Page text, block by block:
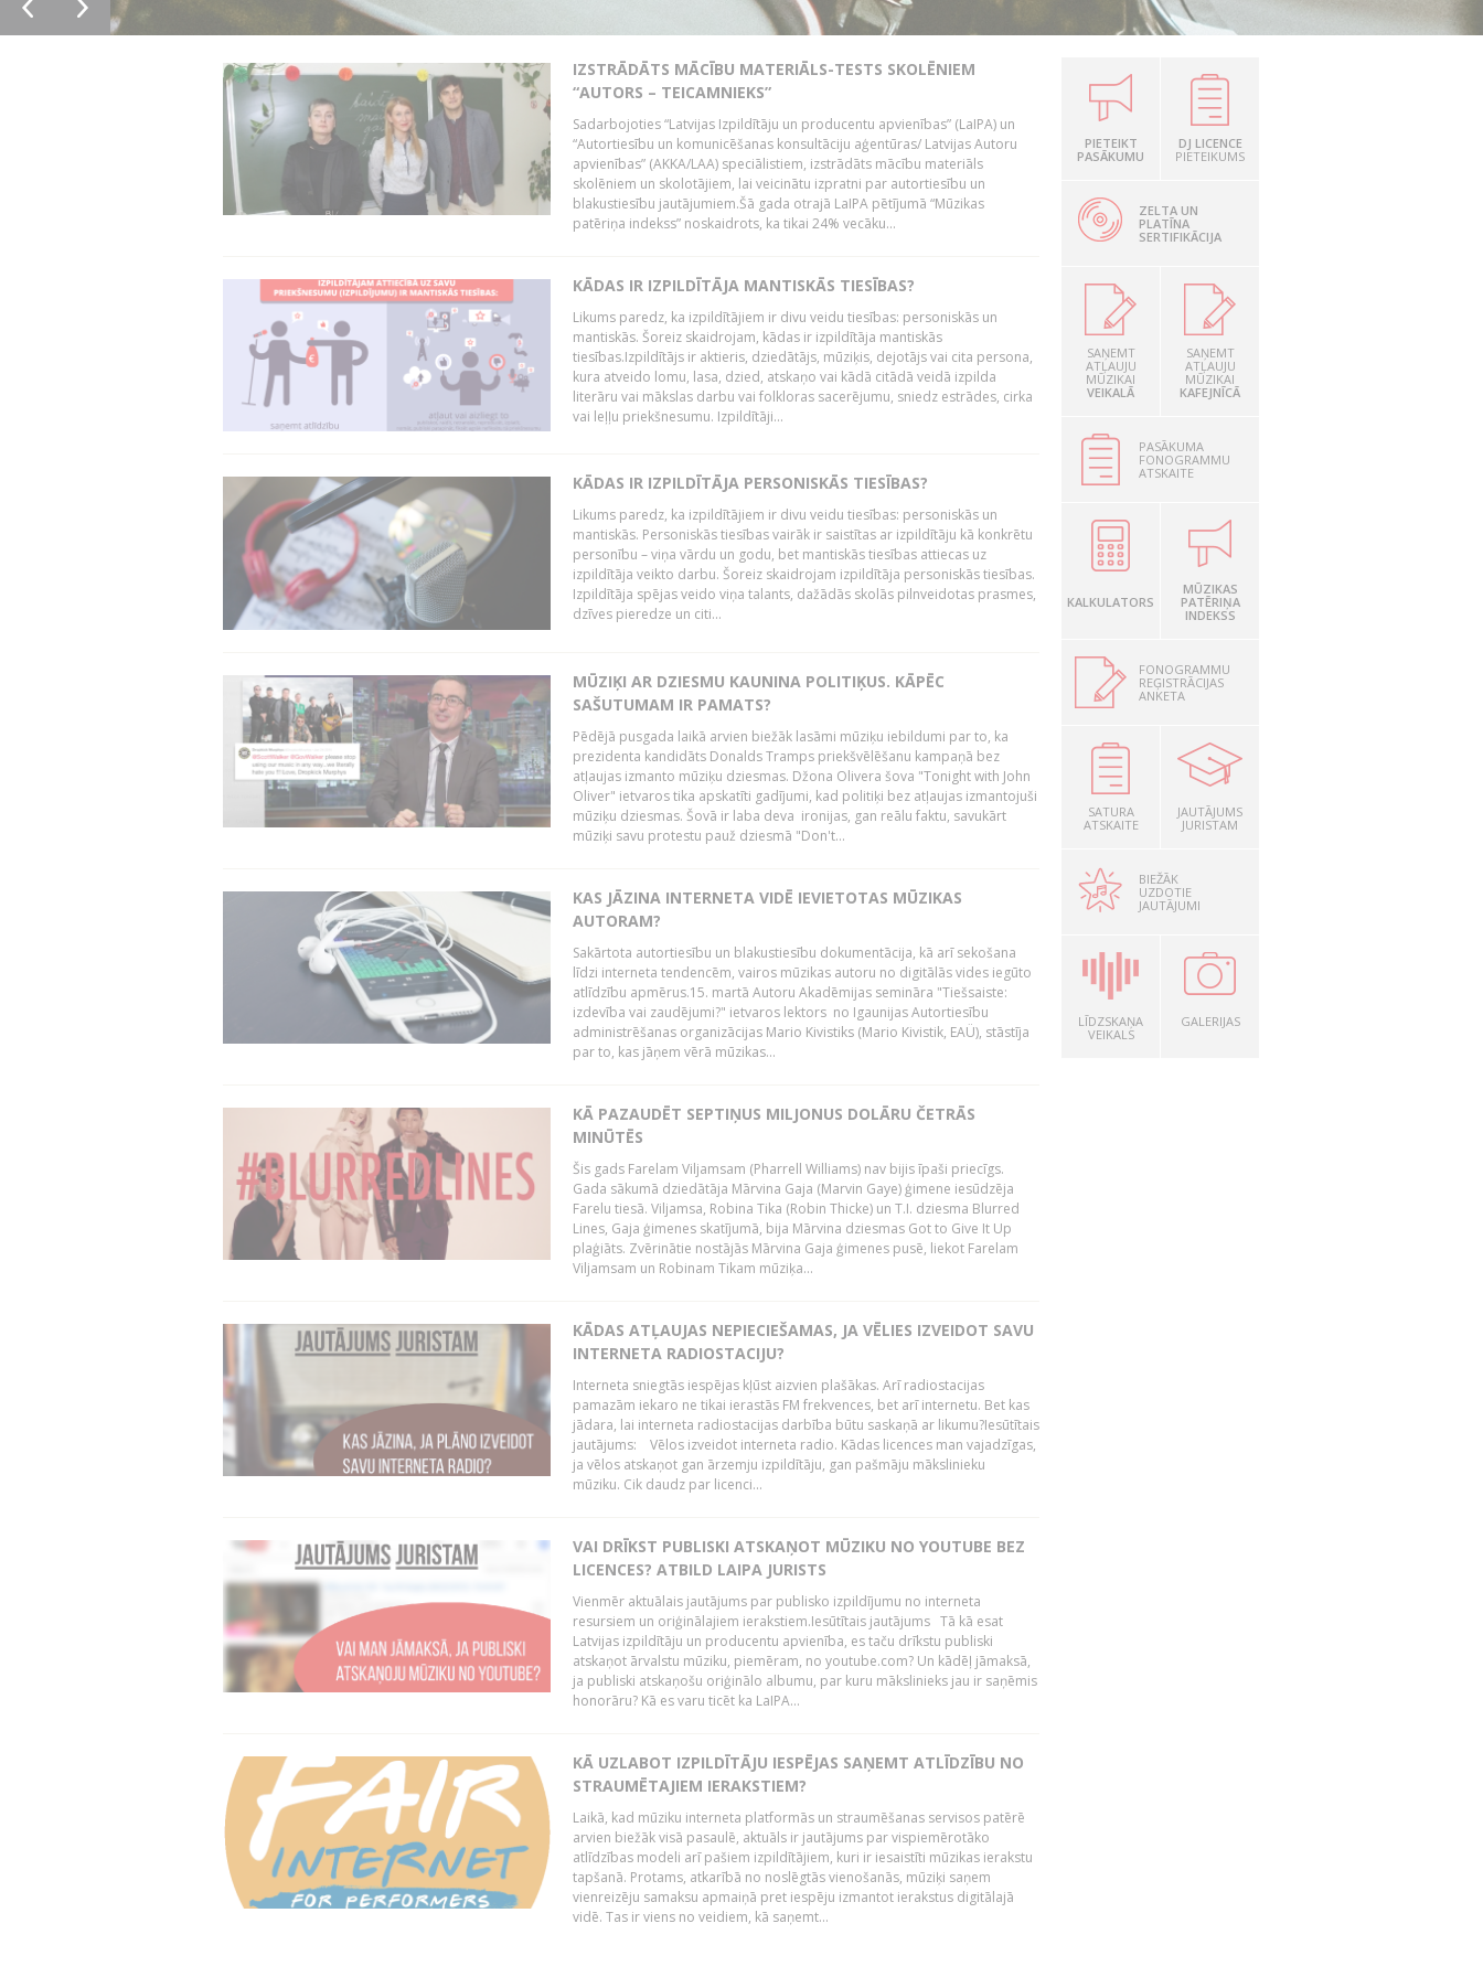
IZSTRĀDĀTS MĀCĪBU MATERIĀLS-TESTS SKOLĒNIEM
“AUTORS – TEICAMNIEKS”
Sadarbojoties “Latvijas Izpildītāju un producentu apvienības” (LaIPA) un
“Autortiesību un komunicēšanas konsultāciju aģentūras/ Latvijas Autoru
apvienības” (AKKA/LAA) speciālistiem, izstrādāts mācību materiāls
skolēniem un skolotājiem, lai veicinātu izpratni par autortiesību un
blakustiesību jautājumiem.Šā gada otrajā LaIPA pētījumā “Mūzikas
patēriņa indekss” noskaidrots, ka tikai 24% vecāku...
KĀDAS IR IZPILDĪTĀJA MANTISKĀS TIESĪBAS?
Likums paredz, ka izpildītājiem ir divu veidu tiesības: personiskās un
mantiskās. Šoreiz skaidrojam, kādas ir izpildītāja mantiskās
tiesības.Izpildītājs ir aktieris, dziedātājs, mūziķis, dejotājs vai cita persona,
kura atveido lomu, lasa, dzied, atskaņo vai kādā citādā veidā izpilda
literāru vai mākslas darbu vai folkloras sacerējumu, sniedz estrādes, cirka
vai leļļu priekšnesumu. Izpildītāji...
KĀDAS IR IZPILDĪTĀJA PERSONISKĀS TIESĪBAS?
Likums paredz, ka izpildītājiem ir divu veidu tiesības: personiskās un
mantiskās. Personiskās tiesības vairāk ir saistītas ar izpildītāju kā konkrētu
personību – viņa vārdu un godu, bet mantiskās tiesības attiecas uz
izpildītāja veikto darbu. Šoreiz skaidrojam izpildītāja personiskās tiesības.
Izpildītāja spējas veido viņa talants, dažādās skolās pilnveidotas prasmes,
dzīves pieredze un citi...
MŪZIĶI AR DZIESMU KAUNINA POLITIĶUS. KĀPĒC
SAŠUTUMAM IR PAMATS?
Pēdējā pusgada laikā arvien biežāk lasāmi mūziķu iebildumi par to, ka
prezidenta kandidāts Donalds Tramps priekšvēlēšanu kampaņā bez
atļaujas izmanto mūziķu dziesmas. Džona Olivera šova "Tonight with John
Oliver" ietvaros tika apskatīti gadījumi, kad politiķi bez atļaujas izmantojuši
mūziķu dziesmas. Šovā ir laba deva ironijas, gan reālu faktu, savukārt
mūziķi savu protestu pauž dziesmā "Don't...
KAS JĀZINA INTERNETA VIDĒ IEVIETOTAS MŪZIKAS
AUTORAM?
Sakārtota autortiesību un blakustiesību dokumentācija, kā arī sekošana
līdzi interneta tendencēm, vairos mūzikas autoru no digitālās vides iegūto
atlīdzību apmērus.15. martā Autoru Akadēmijas semināra "Tiešsaiste:
izdevība vai zaudējumi?" ietvaros lektors no Igaunijas Autortiesību
administrēšanas organizācijas Mario Kivistiks (Mario Kivistik, EAÜ), stāstīja
par to, kas jāņem vērā mūzikas...
KĀ PAZAUDĒT SEPTIŅUS MILJONUS DOLĀRU ČETRĀS
MINŪTĒS
Šis gads Farelam Viljamsam (Pharrell Williams) nav bijis īpaši priecīgs.
Gada sākumā dziedātāja Mārvina Gaja (Marvin Gaye) ģimene iesūdzēja
Farelu tiesā. Viljamsa, Robina Tika (Robin Thicke) un T.I. dziesma Blurred
Lines, Gaja ģimenes skatījumā, bija Mārvina dziesmas Got to Give It Up
plaģiāts. Zvērinātie nostājās Mārvina Gaja ģimenes pusē, liekot Farelam
Viljamsam un Robinam Tikam mūziķa...
KĀDAS ATĻAUJAS NEPIECIEŠAMAS, JA VĒLIES IZVEIDOT SAVU
INTERNETA RADIOSTACIJU?
Interneta sniegtās iespējas kļūst aizvien plašākas. Arī radiostacijas
pamazām iekaro ne tikai ierastās FM frekvences, bet arī internetu. Bet kas
jādara, lai interneta radiostacijas darbība būtu saskaņā ar likumu?Iesūtītais
jautājums: Vēlos izveidot interneta radio. Kādas licences man vajadzīgas,
ja vēlos atskaņot gan ārzemju izpildītāju, gan pašmāju mākslinieku
mūziku. Cik daudz par licenci...
VAI DRĪKST PUBLISKI ATSKAŅOT MŪZIKU NO YOUTUBE BEZ
LICENCES? ATBILD LAIPA JURISTS
Vienmēr aktuālais jautājums par publisko izpildījumu no interneta
resursiem un oriģinālajiem ierakstiem.Iesūtītais jautājums Tā kā esat
Latvijas izpildītāju un producentu apvienība, es taču drīkstu publiski
atskaņot ārvalstu mūziku, piemēram, no youtube.com? Un kādēļ jāmaksā,
ja publiski atskaņošu oriģinālo albumu, par kuru mākslinieks jau ir saņēmis
honorāru? Kā es varu ticēt ka LaIPA...
KĀ UZLABOT IZPILDĪTĀJU IESPĒJAS SAŅEMT ATLĪDZĪBU NO
STRAUMĒTAJIEM IERAKSTIEM?
Laikā, kad mūziku interneta platformās un straumēšanas servisos patērē
arvien biežāk visā pasaulē, aktuāls ir jautājums par vispiemērotāko
atlīdzības modeli arī pašiem izpildītājiem, kuri ir iesaistīti mūzikas ierakstu
tapšanā. Protams, atkarībā no noslēgtās vienošanās, mūziķi saņem
vienreizēju samaksu apmaiņā pret iespēju izmantot ierakstus digitālajā
vidē. Tas ir viens no veidiem, kā saņemt...
PIETEIKT
PASĀKUMU
DJ LICENCE
PIETEIKUMS
ZELTA UN
PLATĪNA
SERTIFIKĀCIJA
SAŅEMT
ATĻAUJU
MŪZIKAI
VEIKALĀ
SAŅEMT
ATĻAUJU
MŪZIKAI
KAFEJNĪCĀ
PASĀKUMA
FONOGRAMMU
ATSKAITE
KALKULATORS
MŪZIKAS
PATĒRIŅA
INDEKSS
FONOGRAMMU
REĢISTRĀCIJAS
ANKETA
SATURA
ATSKAITE
JAUTĀJUMS
JURISTAM
BIEŽĀK
UZDOTIE
JAUTĀJUMI
LĪDZSKAŅA
VEIKALS
GALERIJAS